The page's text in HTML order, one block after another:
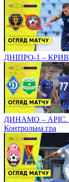
ДНІПРО-1 –
ДИНАМО – АРІС.
Контрольна гра